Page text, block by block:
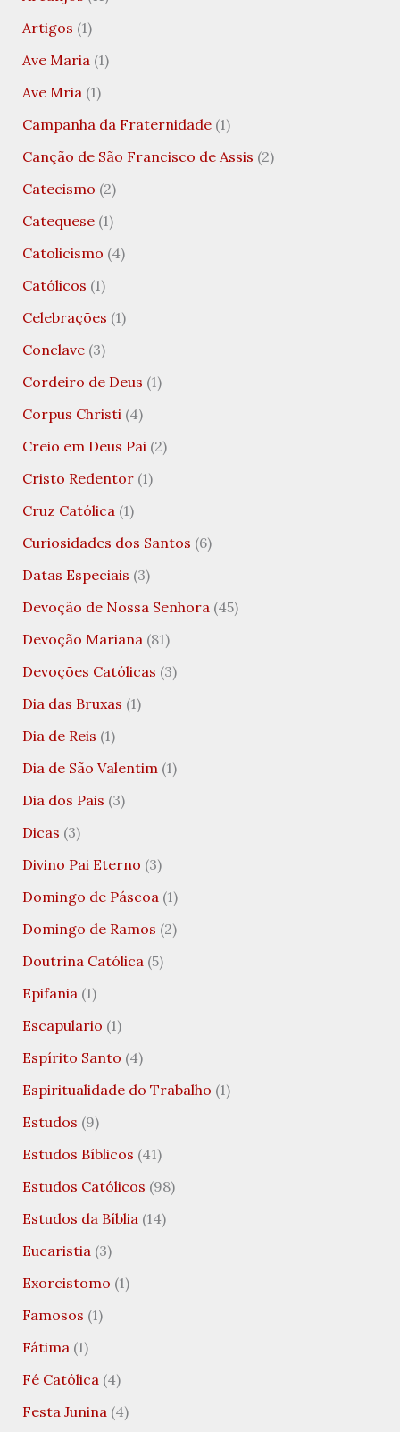
Artigos (1)
Ave Maria(1)
Ave Mria(1)
Campanha da Fraternidade(1)
Canção de São Francisco de Assis (2)
Catecismo (2)
Catequese(1)
Catolicismo (4)
Católicos (1)
Celebrações (1)
Conclave(3)
Cordeiro de Deus (1)
Corpus Christi(4)
Creio em Deus Pai(2)
Cristo Redentor(1)
Cruz Católica(1)
Curiosidades dos Santos (6)
Datas Especiais (3)
Devoção de Nossa Senhora(45)
Devoção Mariana(81)
Devoções Católicas (3)
Dia das Bruxas (1)
Dia de Reis (1)
Dia de São Valentim(1)
Dia dos Pais (3)
Dicas (3)
Divino Pai Eterno (3)
Domingo de Páscoa(1)
Domingo de Ramos (2)
Doutrina Católica(5)
Epifania(1)
Escapulario (1)
Espírito Santo (4)
Espiritualidade do Trabalho (1)
Estudos (9)
Estudos Bíblicos (41)
Estudos Católicos (98)
Estudos da Bíblia(14)
Eucaristia(3)
Exorcistomo (1)
Famosos (1)
Fátima(1)
Fé Católica(4)
Festa Junina(4)